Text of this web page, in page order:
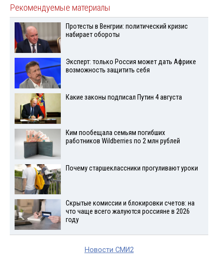
Рекомендуемые материалы
Протесты в Венгрии: политический кризис
набирает обороты
Эксперт: только Россия может дать Африке
возможность защитить себя
Какие законы подписал Путин 4 августа
Ким пообещала семьям погибших
работников Wildberries по 2 млн рублей
Почему старшеклассники прогуливают уроки
Скрытые комиссии и блокировки счетов: на
что чаще всего жалуются россияне в 2026
году
Новости СМИ2